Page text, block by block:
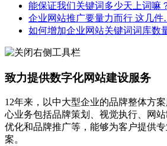
能保证我们关键词多少天上词嘛
企业网站推广要量力而行 这几
如何增加企业网站关键词词库数
致力提供数字化网站建设服务
12年来，以中大型企业的品牌整体方
心业务包括品牌策划、视觉执行、网
优化和品牌推广等，能够为客户提供
案。